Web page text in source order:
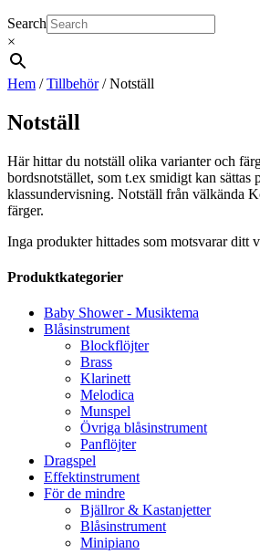
Search
×
Hem /Tillbehör/ Notställ
Notställ
Här hittar du notställ olika varianter och
bordsnotstället, som t.ex smidigt kan sättas
klassundervisning. Notställ från välkända
färger.
Inga produkter hittades som motsvarar ditt
Produktkategorier
Baby Shower - Musiktema
Blåsinstrument
Blockflöjter
Brass
Klarinett
Melodica
Munspel
Övriga blåsinstrument
Panflöjter
Dragspel
Effektinstrument
För de mindre
Bjällror & Kastanjetter
Blåsinstrument
Minipiano